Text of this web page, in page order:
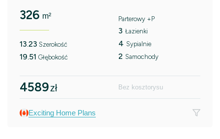
326 m²
13.23 Szerokość
19.51 Głębokość
Parterowy +P
3 Łazienki
4 Sypialnie
2 Samochody
4589zł Bez kosztorysu
Exciting Home Plans